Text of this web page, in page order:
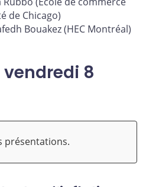
de Chicago)
Bouakez (HEC Montréal)
8
présentations.